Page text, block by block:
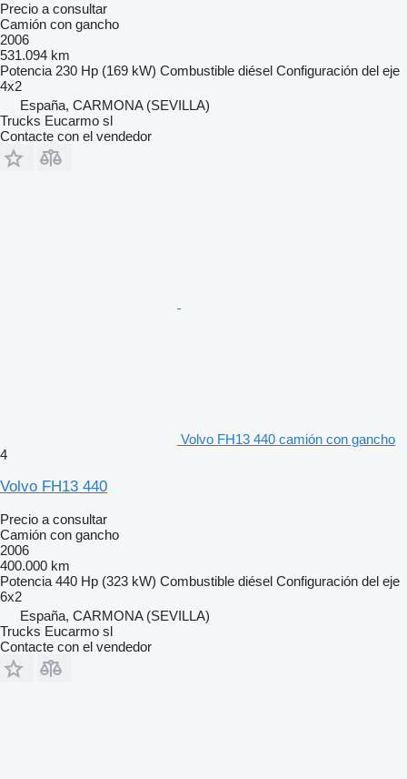
Precio a consultar
Camión con gancho
2006
531.094 km
Potencia 230 Hp (169 kW) Combustible diésel Configuración del eje
4x2
España, CARMONA (SEVILLA)
Trucks Eucarmo sl
Contacte con el vendedor
Volvo FH13 440 camión con gancho
4
Volvo FH13 440
Precio a consultar
Camión con gancho
2006
400.000 km
Potencia 440 Hp (323 kW) Combustible diésel Configuración del eje
6x2
España, CARMONA (SEVILLA)
Trucks Eucarmo sl
Contacte con el vendedor